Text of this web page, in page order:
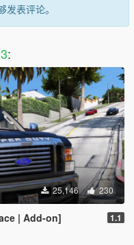
发表评论。
:
25,146 230
| Add-on] 1.1